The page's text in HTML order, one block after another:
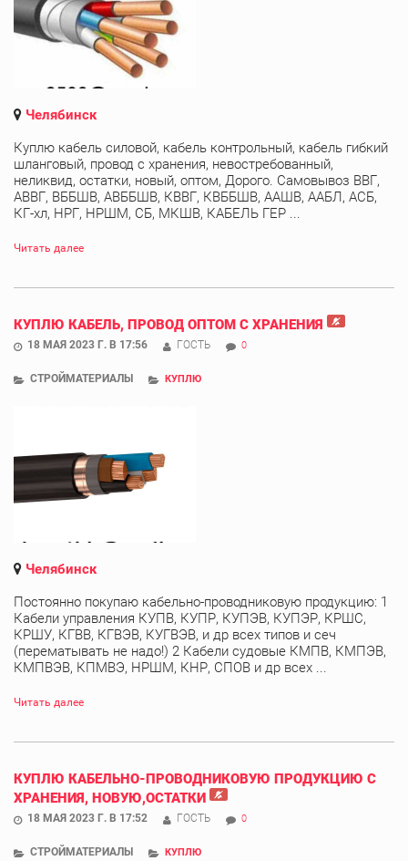
Челябинск
Куплю кабель силовой, кабель контрольный, кабель гибкий
шланговый, провод с хранения, невостребованный,
неликвид, остатки, новый, оптом, Дорого. Самовывоз ВВГ,
АВВГ, ВББШВ, АВББШВ, КВВГ, КВББШВ, ААШВ, ААБЛ, АСБ,
КГ-хл, НРГ, НРШМ, СБ, МКШВ, КАБЕЛЬ ГЕР ...
Читать далее
КУПЛЮ КАБЕЛЬ, ПРОВОД ОПТОМ С ХРАНЕНИЯ
18 МАЯ 2023 Г. В 17:56 ГОСТЬ 0
СТРОЙМАТЕРИАЛЫ КУПЛЮ
Челябинск
Постоянно покупаю кабельно-проводниковую продукцию: 1
Кабели управления КУПВ, КУПР, КУПЭВ, КУПЭР, КРШС,
КРШУ, КГВВ, КГВЭВ, КУГВЭВ, и др всех типов и сеч
(перематывать не надо!) 2 Кабели судовые КМПВ, КМПЭВ,
КМПВЭВ, КПМВЭ, НРШМ, КНР, СПОВ и др всех ...
Читать далее
КУПЛЮ КАБЕЛЬНО-ПРОВОДНИКОВУЮ ПРОДУКЦИЮ С
ХРАНЕНИЯ, НОВУЮ,ОСТАТКИ
18 МАЯ 2023 Г. В 17:52 ГОСТЬ 0
СТРОЙМАТЕРИАЛЫ КУПЛЮ